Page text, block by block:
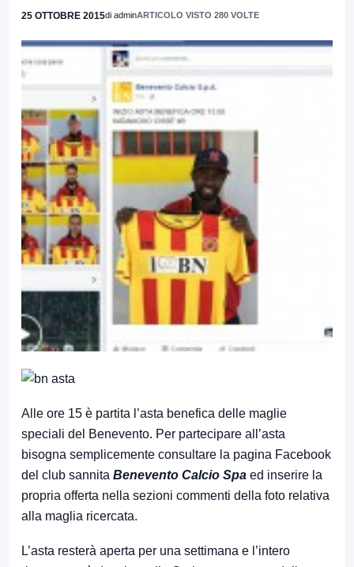
25 OTTOBRE 2015di adminARTICOLO VISTO 280 VOLTE
Alle ore 15 è partita l’asta benefica delle maglie
speciali del Benevento. Per partecipare all’asta
bisogna semplicemente consultare la pagina Facebook
del club sannita Benevento Calcio Spa ed inserire la
propria offerta nella sezioni commenti della foto relativa
alla maglia ricercata.
L’asta resterà aperta per una settimana e l’intero